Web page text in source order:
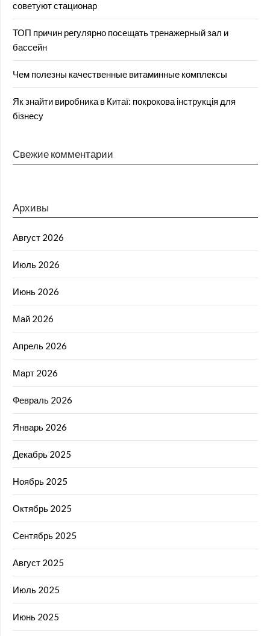
советуют стационар
ТОП причин регулярно посещать тренажерный зал и
бассейн
Чем полезны качественные витаминные комплексы
Як знайти виробника в Китаї: покрокова інструкція для
бізнесу
Свежие комментарии
Архивы
Август 2026
Июль 2026
Июнь 2026
Май 2026
Апрель 2026
Март 2026
Февраль 2026
Январь 2026
Декабрь 2025
Ноябрь 2025
Октябрь 2025
Сентябрь 2025
Август 2025
Июль 2025
Июнь 2025